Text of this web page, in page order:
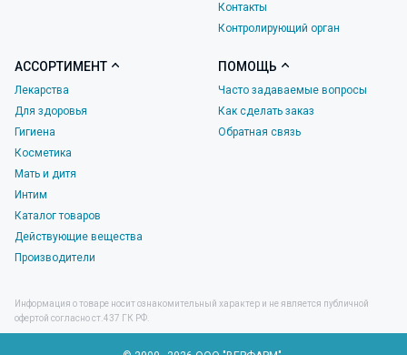
Контакты
Контролирующий орган
АССОРТИМЕНТ
Лекарства
Для здоровья
Гигиена
Косметика
Мать и дитя
Интим
Каталог товаров
Действующие вещества
Производители
ПОМОЩЬ
Часто задаваемые вопросы
Как сделать заказ
Обратная связь
Информация о товаре носит ознакомительный характер и не является публичной
офертой согласно ст.437 ГК РФ.